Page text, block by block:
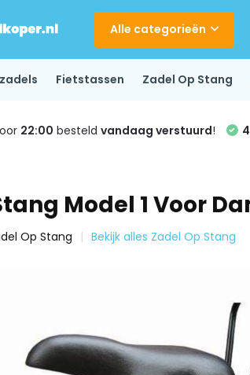
Alle categorieën
Fietstassen Zadel Op Stang
22:00 besteld vandaag verstuurd!
Model 1 Voor
Op Stang Bekijk alles Zadel Op Stang